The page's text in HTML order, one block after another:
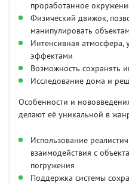
проработанное
Физический движок,
манипулировать
Интенсивная атмосфера,
эффектами
Возможность сохранять
Исследование дома и
Особенности и
делают её уникальной в
Использование
взаимодействия с
погружения
Поддержка системы